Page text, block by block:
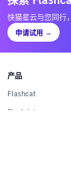
快猫星云与您同行
申请试用 →
产品
Flashcat
Flashduty